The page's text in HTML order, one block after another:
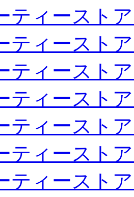
ティースト
ティースト
ティースト
ティースト
ティースト
ティースト
ティースト